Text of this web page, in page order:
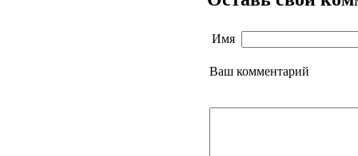
Имя
Ваш комментарий